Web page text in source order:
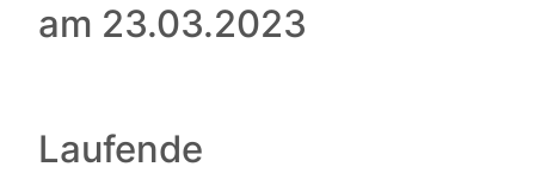
am 23.03.2023
Laufende